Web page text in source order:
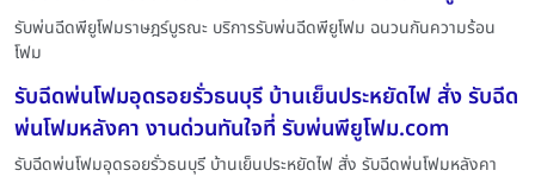
รับพ่นฉีดพียูโฟมราษฎร์บูรณะ บริการรับพ่นฉีดพียูโฟม ฉนวนกันความร้อน
โฟม
รับฉีดพ่นโฟมอุดรอยรั่วธนบุรี บ้านเย็นประหยัดไฟ สั่ง รับฉีด
พ่นโฟมหลังคา งานด่วนทันใจที่ รับพ่นพียูโฟม.com
รับฉีดพ่นโฟมอุดรอยรั่วธนบุรี บ้านเย็นประหยัดไฟ สั่ง รับฉีดพ่นโฟมหลังคา